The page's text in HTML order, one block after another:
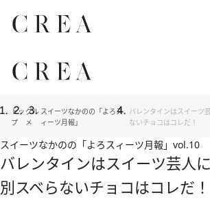
トッ
プ
グル
メ
スイーツなかのの「よろス
ィーツ月報」
バレンタインはスイーツ
ないチョコはコレだ！
スイーツなかのの「よろスィーツ月報」 vol.10
バレンタインはスイーツ芸人
別スベらないチョコはコレだ！